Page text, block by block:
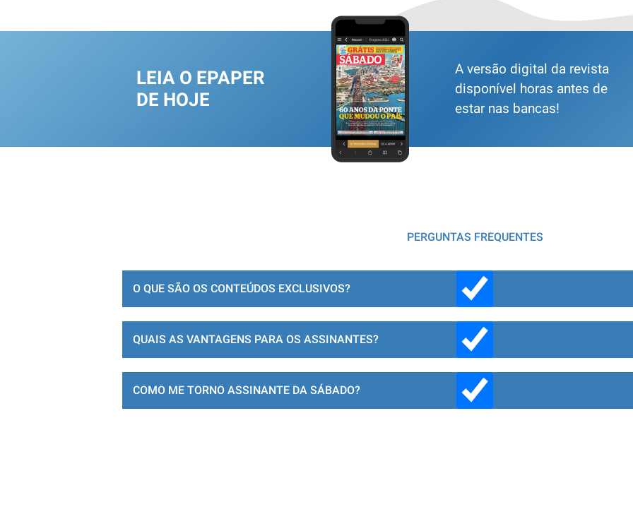
LEIA O EPAPER
DE HOJE
A versão digital da revista
disponível horas antes de
estar nas bancas!
PERGUNTAS FREQUENTES
O QUE SÃO OS CONTEÚDOS EXCLUSIVOS?
QUAIS AS VANTAGENS PARA OS ASSINANTES?
COMO ME TORNO ASSINANTE DA SÁBADO?